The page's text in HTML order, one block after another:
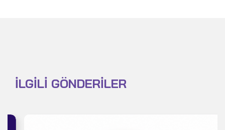
İLGILI GÖNDERILER